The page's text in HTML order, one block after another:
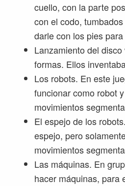
cuello, con la parte
con el codo,
darle con los pies
Lanzamiento del
formas. Ellos
Los robots. En este
funcionar como robot
movimientos
El espejo de los
espejo, pero
movimientos
Las máquinas. En
hacer máquinas, para